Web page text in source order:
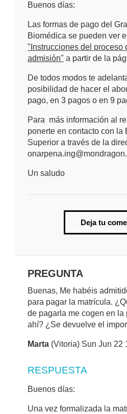
Buenos días:
Las formas de pago del
Biomédica se pueden ver
"Instrucciones del proceso
admisión" a partir de la
De todos modos te
posibilidad de hacer el
pago, en 3 pagos o en 9
Para más información al
ponerte en contacto con la
Superior a través de la
Un saludo
Deja tu
PREGUNTA
Buenas, Me habéis
para pagar la matrícula.
de pagarla me cogen en la
ahí? ¿Se devuelve el
Marta (Vitoria) Sun Jun 22
RESPUESTA
Buenos días:
Una vez formalizada la